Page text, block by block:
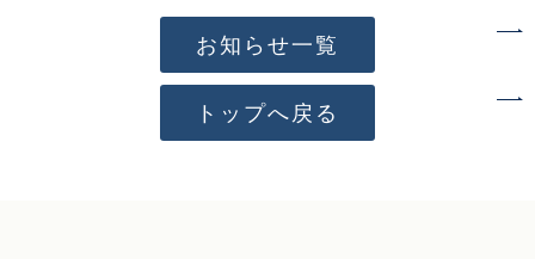
お知らせ一覧
トップへ戻る